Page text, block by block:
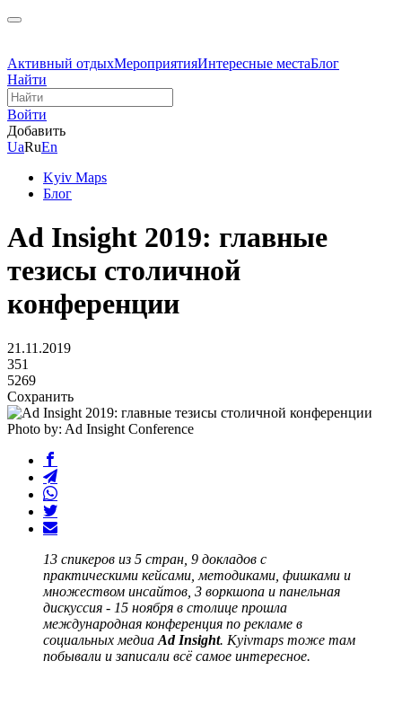
Активный отдыхМероприятияИнтересные местаБлог
Найти
Войти
Добавить
UaRuEn
Kyiv Maps
Блог
Ad Insight 2019: главные
тезисы столичной
конференции
21.11.2019
351
5269
Сохранить
Photo by: Ad Insight Conference
13 спикеров из 5 стран, 9 докладов с
практическими кейсами, методиками, фишками и
множеством инсайтов, 3 воркшопа и панельная
дискуссия - 15 ноября в столице прошла
международная конференция по рекламе в
социальных медиа Ad Insight. Kyivmaps тоже там
побывали и записали всё самое интересное.